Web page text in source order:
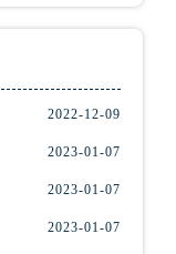
2022-12-09
2023-01-07
2023-01-07
2023-01-07